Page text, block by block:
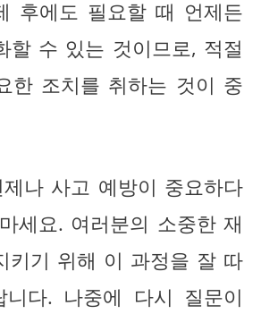
후에도 필요할 때 언제든
할 수 있는 것이므로, 적절
한 조치를 취하는 것이 중
나 사고 예방이 중요하다
세요. 여러분의 소중한 재
키기 위해 이 과정을 잘 따
니다. 나중에 다시 질문이